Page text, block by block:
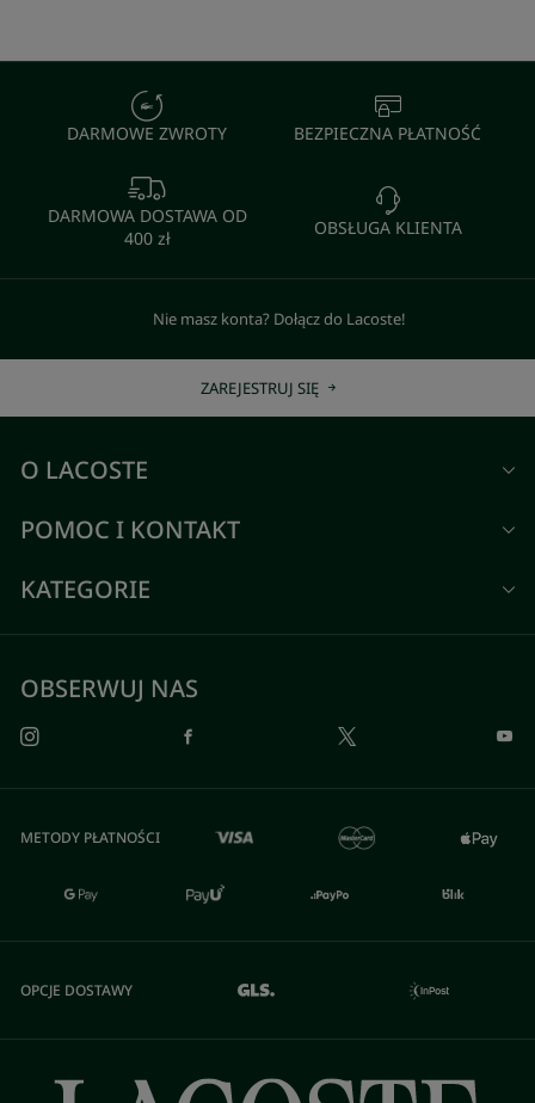
DARMOWE ZWROTY BEZPIECZNA PŁATNOŚĆ
DARMOWA DOSTAWA OD
400 zł
OBSŁUGA KLIENTA
Nie masz konta? Dołącz do Lacoste!
ZAREJESTRUJ SIĘ
O LACOSTE
POMOC I KONTAKT
KATEGORIE
OBSERWUJ NAS
METODY PŁATNOŚCI
OPCJE DOSTAWY